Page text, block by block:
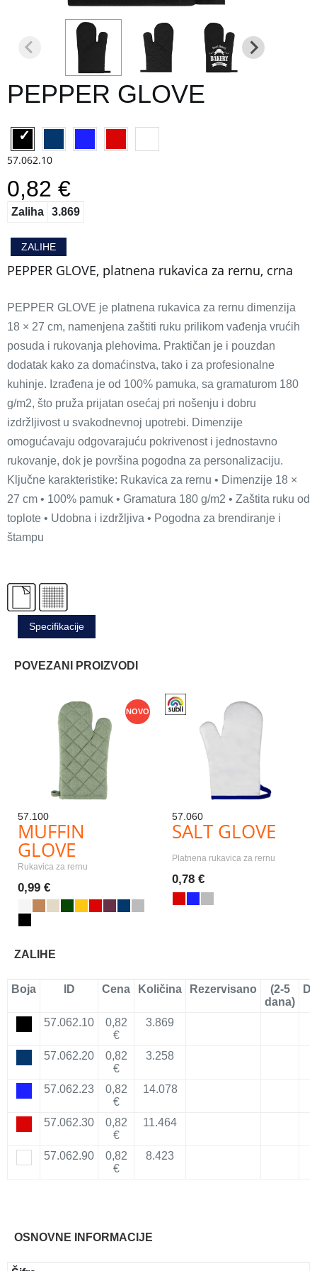
PEPPER GLOVE
57.062.10
0,82 €
Zaliha 3.869
ZALIHE
PEPPER GLOVE, platnena rukavica za rernu, crna
PEPPER GLOVE je platnena rukavica za rernu dimenzija
18 × 27 cm, namenjena zaštiti ruku prilikom vađenja vrućih
posuda i rukovanja plehovima. Praktičan je i pouzdan
dodatak kako za domaćinstva, tako i za profesionalne
kuhinje. Izrađena je od 100% pamuka, sa gramaturom 180
g/m2, što pruža prijatan osećaj pri nošenju i dobru
izdržljivost u svakodnevnoj upotrebi. Dimenzije
omogućavaju odgovarajuću pokrivenost i jednostavno
rukovanje, dok je površina pogodna za personalizaciju.
Ključne karakteristike: Rukavica za rernu • Dimenzije 18 ×
27 cm • 100% pamuk • Gramatura 180 g/m2 • Zaštita ruku od
toplote • Udobna i izdržljiva • Pogodna za brendiranje i
štampu
Specifikacije
POVEZANI PROIZVODI
NOVO
57.100
MUFFIN
GLOVE
Rukavica za rernu
0,99 €
57.060
SALT GLOVE
Platnena rukavica za rernu
0,78 €
ZALIHE
Boja ID Cena Količina Rezervisano
(2-5
dana)
57.062.10
0,82
€
3.869
57.062.20
0,82
€
3.258
57.062.23
0,82
€
14.078
57.062.30
0,82
€
11.464
57.062.90
0,82
€
8.423
OSNOVNE INFORMACIJE